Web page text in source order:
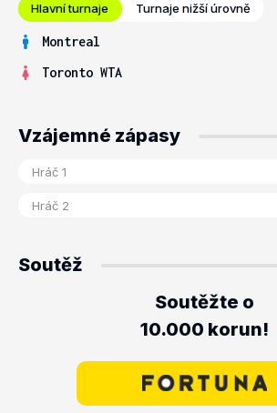
Hlavní turnaje Turnaje nižší úrovně
Montreal
Toronto WTA
Vzájemné zápasy
Soutěž
Soutěžte o
10.000 korun!